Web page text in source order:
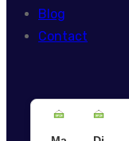
Blog
Contact